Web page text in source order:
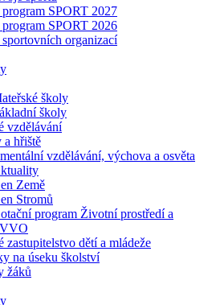
SPORT 2027
SPORT 2026
sportovních organizací
školy
školy
vzdělávání
a hřiště
vzdělávání, výchova a osvěta
Země
Stromů
program Životní prostředí a
zastupitelstvo dětí a mládeže
na úseku školství
žáků